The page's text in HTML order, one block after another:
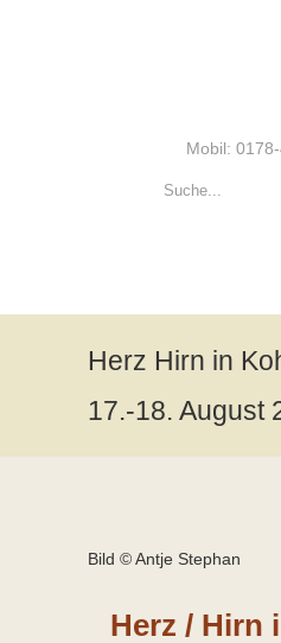
Mobil:
Herz Hirn in
17.-18. August
Bild © Antje Stephan
Herz / Hirn